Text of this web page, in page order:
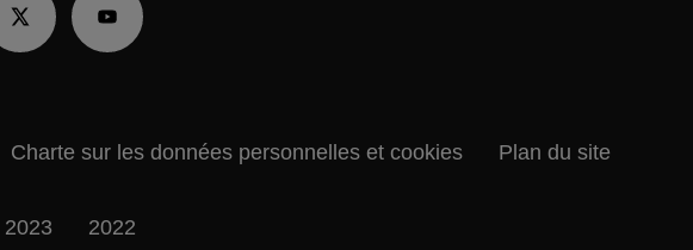
Charte sur les données personnelles et cookies Plan du site
2023 2022